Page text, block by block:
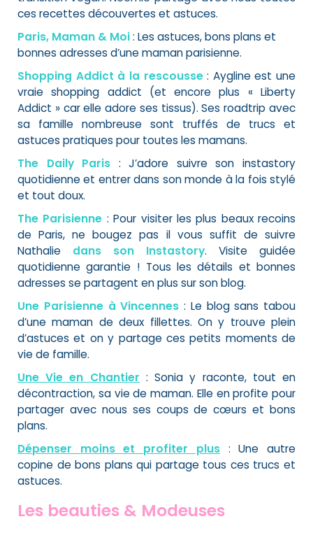
ces recettes découvertes et astuces.
Paris, Maman & Moi: Les astuces, bons plans et
bonnes adresses d’une maman parisienne.
Shopping Addict à la rescousse: Aygline est une
vraie shopping addict (et encore plus « Liberty
Addict » car elle adore ses tissus). Ses roadtrip avec
sa famille nombreuse sont truffés de trucs et
astuces pratiques pour toutes les mamans.
The Daily Paris : J’adore suivre son instastory
quotidienne et entrer dans son monde à la fois stylé
et tout doux.
The Parisienne : Pour visiter les plus beaux recoins
de Paris, ne bougez pas il vous suffit de suivre
Nathalie dans son Instastory. Visite guidée
quotidienne garantie ! Tous les détails et bonnes
adresses se partagent en plus sur son blog.
Une Parisienne à Vincennes : Le blog sans tabou
d’une maman de deux fillettes. On y trouve plein
d’astuces et on y partage ces petits moments de
vie de famille.
Une Vie en Chantier : Sonia y raconte, tout en
décontraction, sa vie de maman. Elle en profite pour
partager avec nous ses coups de cœurs et bons
plans.
Dépenser moins et profiter plus: Une autre
copine de bons plans qui partage tous ces trucs et
astuces.
Les beauties & Modeuses